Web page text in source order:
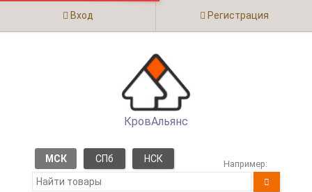
Вход Регистрация
КровАльянс
МСК СПб НСК Например: